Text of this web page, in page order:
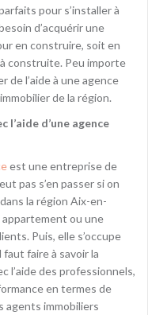
pour s’installer à
d’acquérir une
en construire, soit en
construite. Peu importe
de l’aide à une agence
de la région.
l’aide d’une agence
est une entreprise de
pas s’en passer si on
la région Aix-en-
appartement ou une
Puis, elle s’occupe
faire à savoir la
l’aide des professionnels,
en termes de
agents immobiliers